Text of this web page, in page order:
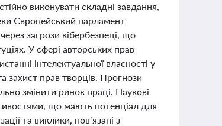
виконувати складні завдання,
Європейський парламент
загрози кібербезпеці, що
У сфері авторських прав
інтелектуальної власності у
захист прав творців. Прогнози
змінити ринок праці. Наукові
що мають потенціал для
та виклики, пов’язані з